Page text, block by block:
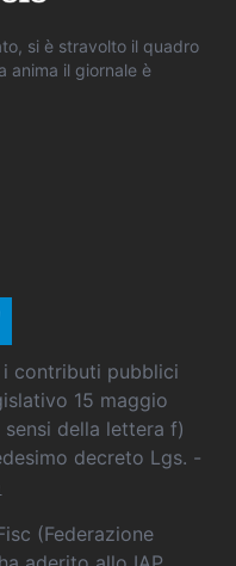
si è stravolto il quadro
anima il giornale è
contributi pubblici
15 maggio
sensi della lettera f)
decreto Lgs. -
(Federazione